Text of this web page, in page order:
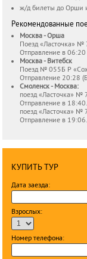
ж/д билеты до Орши
Рекомендованные
Москва - Орша
Поезд «Ласточка» №
Отправление в 06:20
Москва - Витебск
Поезд № 055Б Р
Отправление 20:28
Смоленск - Москва:
поезд «Ласточка» №
Отправление в
поезд «Ласточка» №
Отправление в
КУПИТЬ ТУР
Дата заезда:
Взрослых:
Номер телефона: